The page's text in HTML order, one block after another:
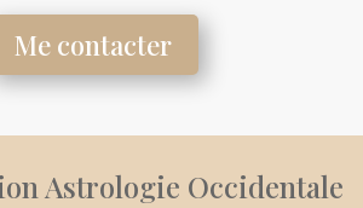
Me contacter
Astrologie Occidentale